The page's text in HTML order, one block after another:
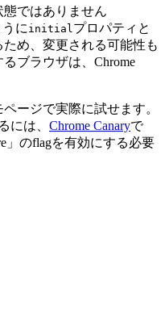
ではありません
にinitial プロパティと
め、変更される可能性も
るブラウザは、Chrome
ージで実際に試せます。
には、 Chrome Canaryで
」のflagを有効にする必要